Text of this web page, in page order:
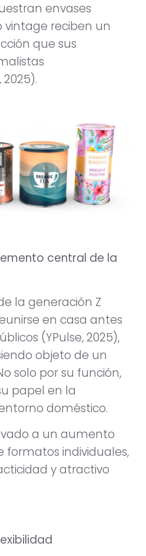
envases
vintage reciben un
que sus
central de la
la generación Z
en casa antes
(YPulse, 2025),
objeto de un
solo por su función,
papel en la
doméstico.
a un aumento
individuales,
y atractivo